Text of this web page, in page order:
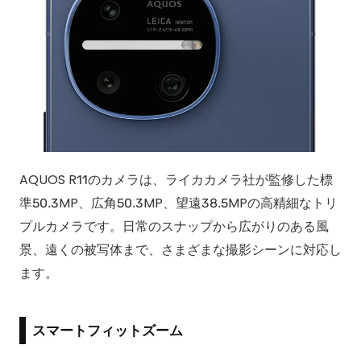
AQUOS R11のカメラは、ライカカメラ社が監修した標
準50.3MP、広角50.3MP、望遠38.5MPの高精細なトリ
プルカメラです。日常のスナップから広がりのある風
景、遠くの被写体まで、さまざまな撮影シーンに対応し
ます。
スマートフィットズーム